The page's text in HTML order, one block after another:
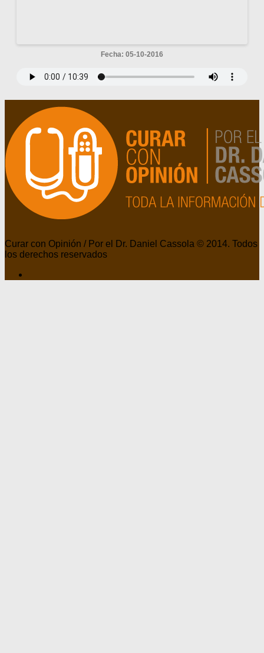
Fecha: 05-10-2016
Curar con Opinión / Por el Dr. Daniel Cassola © 2014. Todos
los derechos reservados